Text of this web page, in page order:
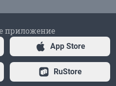
приложение
App Store
RuStore